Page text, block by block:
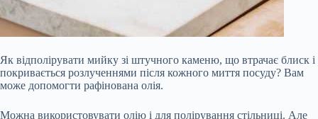
Як відполірувати мийку зі штучного каменю, що втрачає блиск і
покривається розлученнями після кожного миття посуду? Вам
може допомогти рафінована олія.
Можна використовувати олію і для полірування стільниці. Але